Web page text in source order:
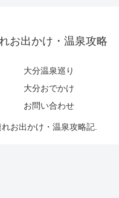
お出かけ・温泉攻略
大分温泉巡り
大分おでかけ
お問い合わせ
お出かけ・温泉攻略記.